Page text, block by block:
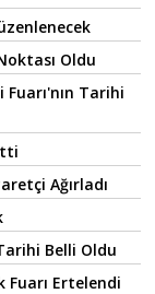
Oldu
Tarihi
Ağırladı
Belli Oldu
Fuarı Ertelendi